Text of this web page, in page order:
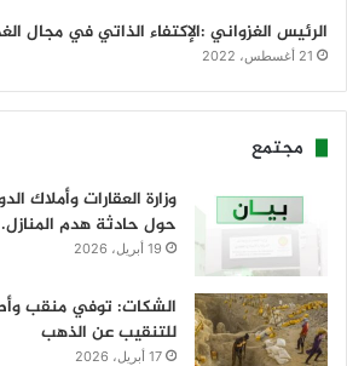
الرئيس الغزواني :الإكتفاء الذاتي في مجال
21 أغسطس، 2022
مجتمع
وزارة العقارات وأملاك
حول حادثة هدم المنازل.
19 أبريل، 2026
الشكات: توفي منقب
للتنقيب عن الذهب
17 أبريل، 2026